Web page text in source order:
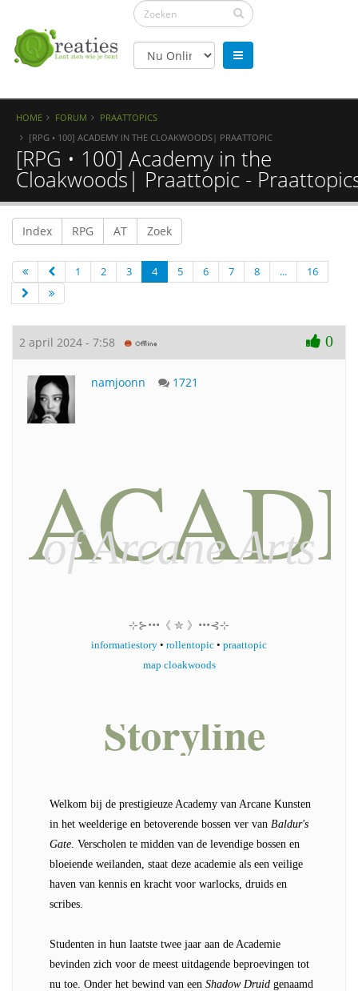
HOME FORUM
PRAATTOPICS
[RPG • 100] ACADEMY IN THE CLOAKWOODS| PRAATTOPIC
[RPG • 100] Academy in the
Cloakwoods| Praattopic -
Index RPG AT Zoek
1 2 3 4 5 6 7 8 ... 16
2 april 2024 - 7:58 0
namjoonn 1721
of Arcane Arts
⊹⊱•••《 ✮ 》•••⊰⊹
informatiestory • rollentopic • praattopic
map cloakwoods
Storyline
Welkom bij de prestigieuze Academy van Arcane Kunsten
in het weelderige en betoverende bossen ver van Baldur's
Gate. Verscholen te midden van de levendige bossen en
bloeiende weilanden, staat deze academie als een veilige
haven van kennis en kracht voor warlocks, druids en
scribes.
Studenten in hun laatste twee jaar aan de Academie
bevinden zich voor de meest uitdagende beproevingen tot
nu toe. Onder het bewind van een Shadow Druid genaamd